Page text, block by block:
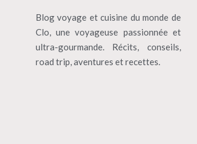
Blog voyage et cuisine du monde de
Clo, une voyageuse passionnée et
ultra-gourmande. Récits, conseils,
road trip, aventures et recettes.